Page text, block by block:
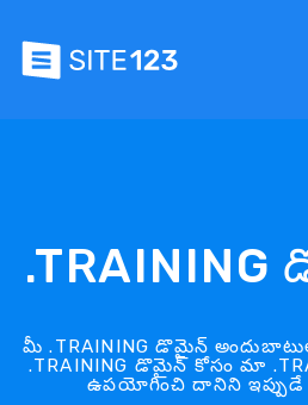
మీ .TRAINING డొమైన్
.TRAINING డొమైన్ కోసం మా
ఉపయోగించి దానిని